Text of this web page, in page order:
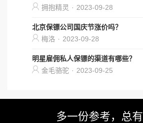
拥抱精灵 · 2023-09-28
北京保镖公司国庆节涨价吗？
梅洛 · 2023-09-28
明星雇佣私人保镖的渠道有哪些？
金毛骆驼 · 2023-09-25
多一份参考，总